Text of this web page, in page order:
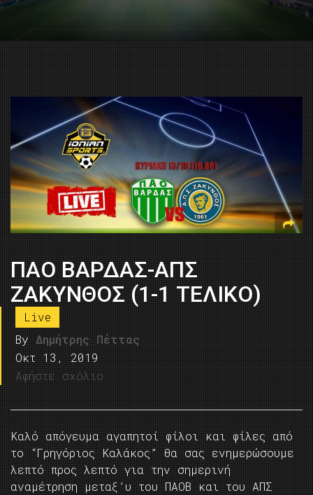
ΠΑΟ ΒΑΡΔΑΣ-ΑΠΣ
ΖΑΚΥΝΘΟΣ (1-1 ΤΕΛΙΚΟ)
Live
By Δημήτρης Πέττας
Οκτ 13, 2019
Αφήστε σχόλιο
Kαλό απόγευμα αγαπητοί φίλοι και φίλες από
το “Γρηγόριος Καλάκος” θα σας ενημερώσουμε
λεπτό προς λεπτό για την σημερινή
αναμέτρηση μεταξ’υ του ΠΑΟΒ και του ΑΠΣ